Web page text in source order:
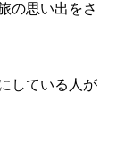
の思い出をさ
している人が